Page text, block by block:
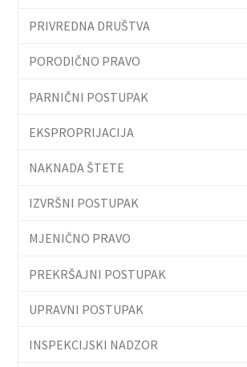
PRIVREDNA DRUŠTVA
PORODIČNO PRAVO
PARNIČNI POSTUPAK
EKSPROPRIJACIJA
NAKNADA ŠTETE
IZVRŠNI POSTUPAK
MJENIČNO PRAVO
PREKRŠAJNI POSTUPAK
UPRAVNI POSTUPAK
INSPEKCIJSKI NADZOR